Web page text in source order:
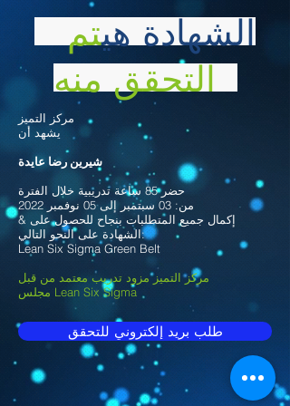
الشهادة هيتم
مركز التميز
يشهد أن
شيرين رضا عايدة
حضر 85 ساعة تدريبية خلال الفترة
من: 03 سبتمبر إلى 05 نوفمبر 2022
& إكمال جميع المتطلبات بنجاح للحصول على
الشهادة على النحو التالي:
Lean Six Sigma Green Belt
مركز التميز مزود تدريب معتمد من قبل
مجلس Lean Six Sigma
طلب بريد إلكتروني للتحقق